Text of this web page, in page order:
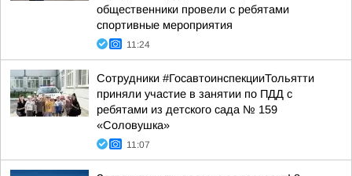
общественники провели с ребятами
спортивные мероприятия
11:24
Сотрудники #ГосавтоинспекцииТольятти
приняли участие в занятии по ПДД с
ребятами из детского сада № 159
«Соловушка»
11:07